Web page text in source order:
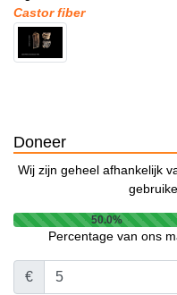
Castor fiber
Doneer
Wij zijn geheel afhankelijk
50.0%
Percentage van ons
€